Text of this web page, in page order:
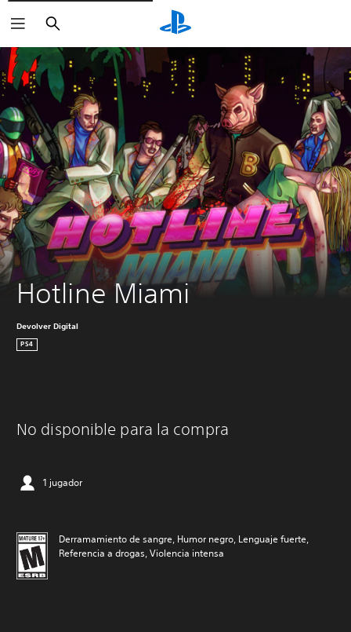
Buscar
Hotline Miami
Devolver Digital
PS4
No disponible para la compra
1 jugador
Derramamiento de sangre, Humor negro, Lenguaje fuerte,
Referencia a drogas, Violencia intensa